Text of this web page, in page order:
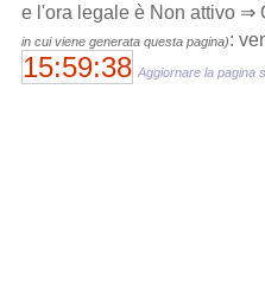
e l'ora legale è Non attivo ⇒
in cui viene generata questa pagina):
15:59:38 Aggiornare la pagina